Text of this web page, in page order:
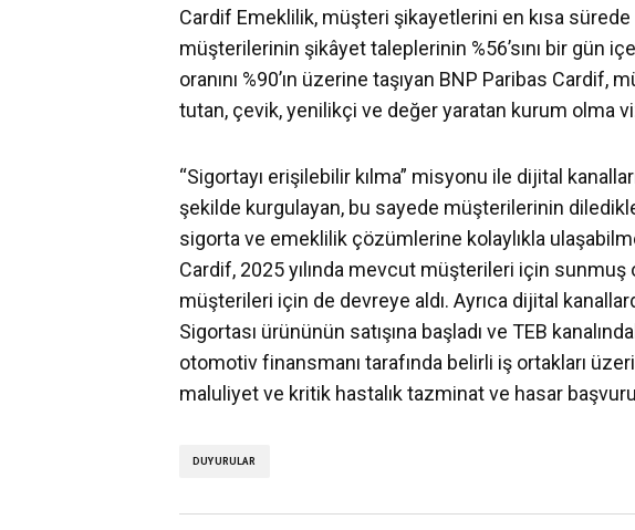
Cardif Emeklilik, müşteri şikayetlerini en kısa sürede
müşterilerinin şikâyet taleplerinin %56’sını bir gün
oranını %90’ın üzerine taşıyan BNP Paribas
tutan, çevik, yenilikçi ve değer yaratan kurum olma
“Sigortayı erişilebilir kılma” misyonu ile dijital
şekilde kurgulayan, bu sayede müşterilerinin
sigorta ve emeklilik çözümlerine kolaylıkla
Cardif, 2025 yılında mevcut müşterileri için
müşterileri için de devreye aldı. Ayrıca dijital
Sigortası ürününün satışına başladı ve TEB
otomotiv finansmanı tarafında belirli iş ortakları
maluliyet ve kritik hastalık tazminat ve hasar
DUYURULAR